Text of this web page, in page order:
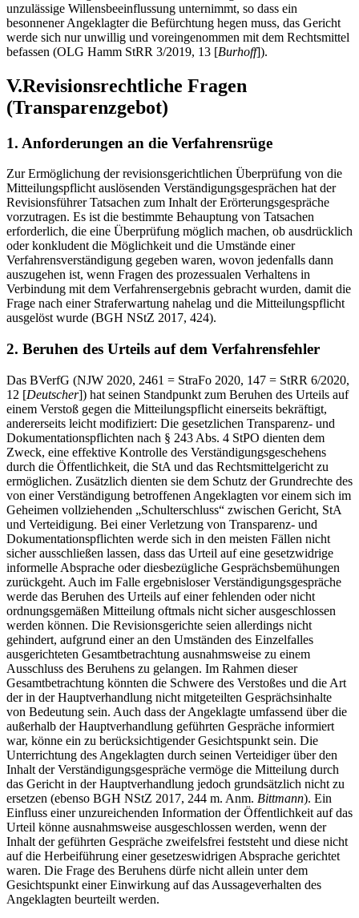
unzulässige Willensbeeinflussung unternimmt, so dass ein
besonnener Angeklagter die Befürchtung hegen muss, das Gericht
werde sich nur unwillig und voreingenommen mit dem Rechtsmittel
befassen (OLG Hamm StRR 3/2019, 13 [Burhoff]).
V.Revisionsrechtliche Fragen
(Transparenzgebot)
1. Anforderungen an die Verfahrensrüge
Zur Ermöglichung der revisionsgerichtlichen Überprüfung von die
Mitteilungspflicht auslösenden Verständigungsgesprächen hat der
Revisionsführer Tatsachen zum Inhalt der Erörterungsgespräche
vorzutragen. Es ist die bestimmte Behauptung von Tatsachen
erforderlich, die eine Überprüfung möglich machen, ob ausdrücklich
oder konkludent die Möglichkeit und die Umstände einer
Verfahrensverständigung gegeben waren, wovon jedenfalls dann
auszugehen ist, wenn Fragen des prozessualen Verhaltens in
Verbindung mit dem Verfahrensergebnis gebracht wurden, damit die
Frage nach einer Straferwartung nahelag und die Mitteilungspflicht
ausgelöst wurde (BGH NStZ 2017, 424).
2. Beruhen des Urteils auf dem Verfahrensfehler
Das BVerfG (NJW 2020, 2461 = StraFo 2020, 147 = StRR 6/2020,
12 [Deutscher]) hat seinen Standpunkt zum Beruhen des Urteils auf
einem Verstoß gegen die Mitteilungspflicht einerseits bekräftigt,
andererseits leicht modifiziert: Die gesetzlichen Transparenz- und
Dokumentationspflichten nach § 243 Abs. 4 StPO dienten dem
Zweck, eine effektive Kontrolle des Verständigungsgeschehens
durch die Öffentlichkeit, die StA und das Rechtsmittelgericht zu
ermöglichen. Zusätzlich dienten sie dem Schutz der Grundrechte des
von einer Verständigung betroffenen Angeklagten vor einem sich im
Geheimen vollziehenden „Schulterschluss“ zwischen Gericht, StA
und Verteidigung. Bei einer Verletzung von Transparenz- und
Dokumentationspflichten werde sich in den meisten Fällen nicht
sicher ausschließen lassen, dass das Urteil auf eine gesetzwidrige
informelle Absprache oder diesbezügliche Gesprächsbemühungen
zurückgeht. Auch im Falle ergebnisloser Verständigungsgespräche
werde das Beruhen des Urteils auf einer fehlenden oder nicht
ordnungsgemäßen Mitteilung oftmals nicht sicher ausgeschlossen
werden können. Die Revisionsgerichte seien allerdings nicht
gehindert, aufgrund einer an den Umständen des Einzelfalles
ausgerichteten Gesamtbetrachtung ausnahmsweise zu einem
Ausschluss des Beruhens zu gelangen. Im Rahmen dieser
Gesamtbetrachtung könnten die Schwere des Verstoßes und die Art
der in der Hauptverhandlung nicht mitgeteilten Gesprächsinhalte
von Bedeutung sein. Auch dass der Angeklagte umfassend über die
außerhalb der Hauptverhandlung geführten Gespräche informiert
war, könne ein zu berücksichtigender Gesichtspunkt sein. Die
Unterrichtung des Angeklagten durch seinen Verteidiger über den
Inhalt der Verständigungsgespräche vermöge die Mitteilung durch
das Gericht in der Hauptverhandlung jedoch grundsätzlich nicht zu
ersetzen (ebenso BGH NStZ 2017, 244 m. Anm. Bittmann). Ein
Einfluss einer unzureichenden Information der Öffentlichkeit auf das
Urteil könne ausnahmsweise ausgeschlossen werden, wenn der
Inhalt der geführten Gespräche zweifelsfrei feststeht und diese nicht
auf die Herbeiführung einer gesetzeswidrigen Absprache gerichtet
waren. Die Frage des Beruhens dürfe nicht allein unter dem
Gesichtspunkt einer Einwirkung auf das Aussageverhalten des
Angeklagten beurteilt werden.